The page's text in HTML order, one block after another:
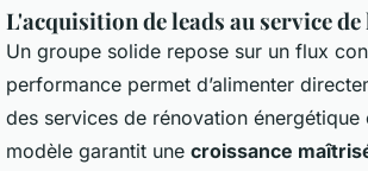
L'acquisition de leads au service
Un groupe solide repose sur un flux
performance permet d’alimenter
des services de rénovation
modèle garantit une croissance